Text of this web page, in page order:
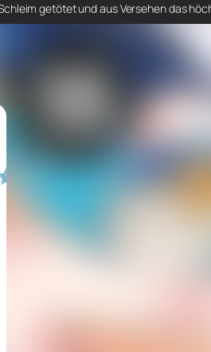
getötet und aus Versehen das